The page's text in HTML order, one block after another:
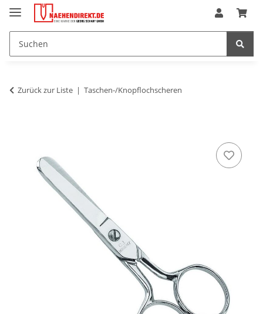
Zurück zur Liste Taschen-/Knopflochscheren